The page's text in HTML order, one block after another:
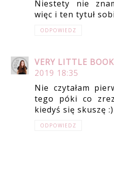
Niestety nie
więc i ten tytuł
ODPOWIEDZ
VERY LITTLE
2019 18:35
Nie czytałam
tego póki co
kiedyś się skuszę :)
ODPOWIEDZ